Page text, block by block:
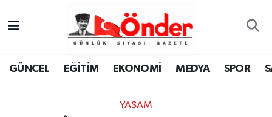
GÜNCEL EĞİTİM EKONOMİ MEDYA SPOR
YAŞAM
GÜNCEL
Zonguldak Nöbetçi Eczaneler
Zonguldak Namaz Vakitleri